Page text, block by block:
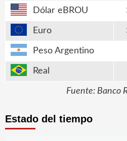
Dólar eBROU
Euro
Peso Argentino
Real
Fuente: Banco
Estado del tiempo